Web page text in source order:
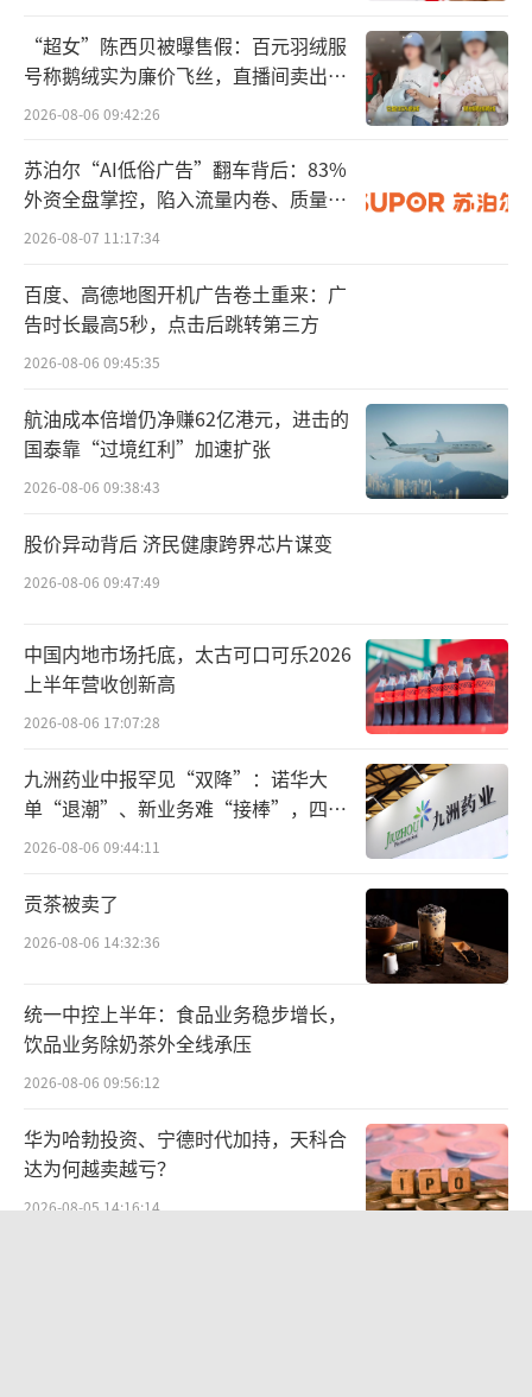
9%，毛利率均在80%以上。
公司做大复方黄柏液涂剂的商业路径，类
专而精，闷声赚大钱。
这或许正是公司在日前发起对港股冲刺的
原因之一。不过，该产品的生命周期，以及贡
献收入的可持续性，成为专业投资者们考量的
重点。
复方黄柏液涂剂的销量已显现出停滞的趋
势，2023年至2024年及2025年前9个月，销量
分别为2714.9万瓶、2714.1万瓶及2174.0万
瓶。2024年、2025年前三季度销量同比少卖了
0.8万瓶、44.9万瓶。
然而，风险是全方位的。公司2024年营业
收入同比下降5.8%，主要是复方黄柏液涂剂对
医院的最高售价下降所致。2025年前三季度收
入同比增长，得益于零售药房渠道网络的拓展
与优化。
实际上，公司面临的境况远不止此。首
先，在政策保护壁垒上，复方黄柏液涂剂法定
保护期至2030年，未来仍面临品种保护资格未
能再次续期的风险；渠道层面，产品还可能被
纳入医院集采范围，盈利空间或受挤压。
同时，还面临其他成熟外用中成药产品的
竞争，西药企业的含类固醇乳膏、抗生素及慢
性皮肤病生物制剂的围剿。
跨界化妆品
“超女”陈西贝被曝售假：百元羽绒服
号称鹅绒实为廉价飞丝，直播间卖出超
百万元
2026-08-06 09:42:26
苏泊尔“AI低俗广告”翻车背后：83%
外资全盘掌控，陷入流量内卷、质量频
发的负循环
2026-08-07 11:17:34
百度、高德地图开机广告卷土重来：广
告时长最高5秒，点击后跳转第三方
2026-08-06 09:45:35
航油成本倍增仍净赚62亿港元，进击的
国泰靠“过境红利”加速扩张
2026-08-06 09:38:43
股价异动背后 济民健康跨界芯片谋变
2026-08-06 09:47:49
中国内地市场托底，太古可口可乐2026
上半年营收创新高
2026-08-06 17:07:28
九洲药业中报罕见“双降”：诺华大
单“退潮”、新业务难“接棒”，四大
难关待闯
2026-08-06 09:44:11
贡茶被卖了
2026-08-06 14:32:36
统一中控上半年：食品业务稳步增长，
饮品业务除奶茶外全线承压
2026-08-06 09:56:12
华为哈勃投资、宁德时代加持，天科合
达为何越卖越亏？
2026-08-05 14:16:14